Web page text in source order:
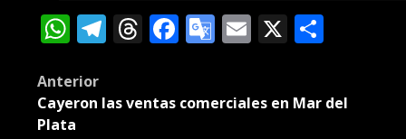
WhatsApp
Telegram
Threads
Facebook
Google
Translate
Email
X
Post
navigation
Anterior
Cayeron las ventas comerciales en Mar del
Plata